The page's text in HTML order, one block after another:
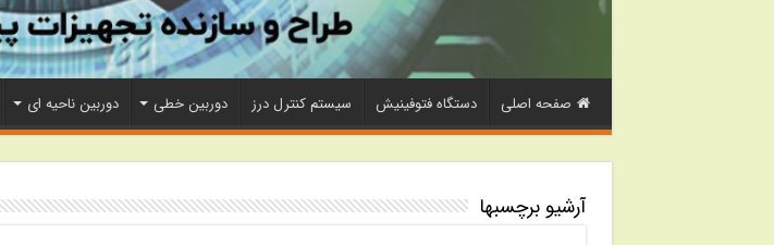
صفحه اصلی دستگاه فتوفینیش سیستم کنترل درز دوربین خطی دوربین ناحیه ای
آرشیو برچسبها